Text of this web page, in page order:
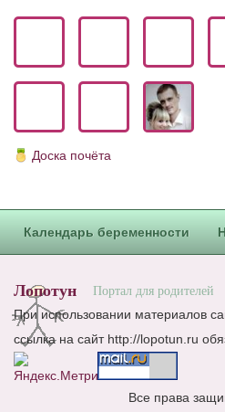
Доска почёта
Календарь беременности
Лопотун Портал для родителей
При использовании материалов
ссылка на сайт http://lopotun.ru
Все права